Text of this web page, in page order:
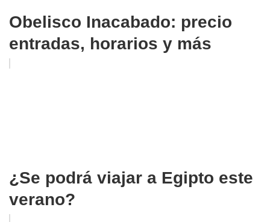
Obelisco Inacabado: precio
entradas, horarios y más
¿Se podrá viajar a Egipto este
verano?